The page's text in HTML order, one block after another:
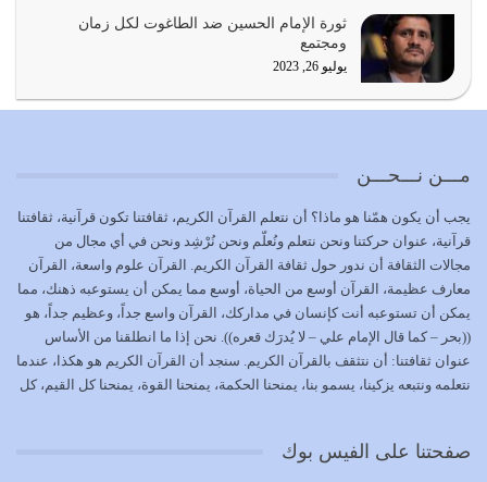
كل زمان…
يوليو 19, 2026
الوظيفة عبارة عن مسؤولية يجب النهوض بها كما ينبغي لكي
وَالْمُنْفِقِينَ…
يوليو 17, 2026
الاعتصام بحبل الله أمر إلهي للمؤمنين وهو بمثابة سبب بينهم
وبين الله يترتب عليه النصر…
يوليو 16, 2026
إما أن نحاول أن نكون من أولياء الله فيتم على أيدينا ضرب
يوليو 15, 2026
ثورة الإمام الحسين ضد الطاغوت لكل زمان
ومجتمع
يوليو 26, 2023
مـــن نـــحـــن
يجب أن يكون همّنا هو ماذا؟ أن نتعلم القرآن الكريم، ثقافتنا تكون قرآنية، ثقافتنا
قرآنية، عنوان حركتنا ونحن نتعلم ونُعلّم ونحن نُرْشِد ونحن في أي مجال من
مجالات الثقافة أن ندور حول ثقافة القرآن الكريم. القرآن علوم واسعة، القرآن
معارف عظيمة، القرآن أوسع من الحياة، أوسع مما يمكن أن يستوعبه ذهنك، مما
يمكن أن تستوعبه أنت كإنسان في مداركك، القرآن واسع جداً، وعظيم جداً، هو
((بحر – كما قال الإمام علي – لا يُدرَك قعره)). نحن إذا ما انطلقنا من الأساس
عنوان ثقافتنا: أن نتثقف بالقرآن الكريم. سنجد أن القرآن الكريم هو هكذا، عندما
نتعلمه ونتبعه يزكينا، يسمو بنا، يمنحنا الحكمة، يمنحنا القوة، يمنحنا كل القيم، كل
بمستوى أن نثقف الآخرين بالقرآن الكريم، وأن نتثقف بثقافة القرآن الكريم
صفحتنا على الفيس بوك